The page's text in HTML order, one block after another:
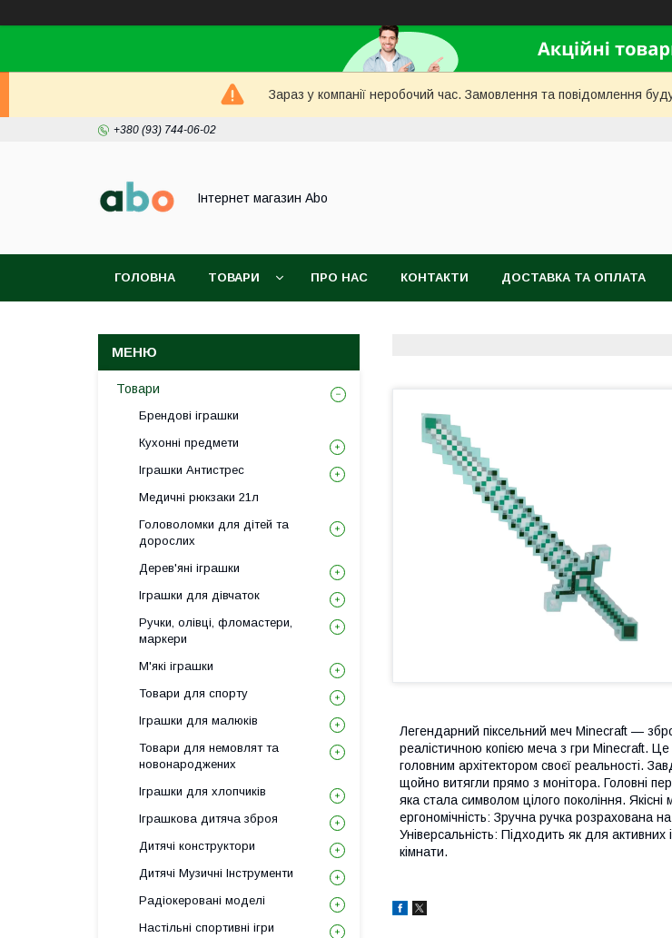
Зараз у компанії неробочий час. Замовлення та повідомлення
+380 (93) 744-06-02
Інтернет магазин Abo
ГОЛОВНА ТОВАРИ ПРО НАС КОНТАКТИ ДОСТАВКА ТА ОПЛАТА
Легендарний піксельний меч Minecraft —
реалістичною копією меча з гри Minecraft.
головним архітектором своєї реальності.
щойно витягли прямо з монітора. Головні
яка стала символом цілого покоління.
ергономічність: Зручна ручка
Універсальність: Підходить як для
кімнати.
Товари
Брендові іграшки
Кухонні предмети
Іграшки Антистрес
Медичні рюкзаки 21л
Головоломки для дітей та
дорослих
Дерев'яні іграшки
Іграшки для дівчаток
Ручки, олівці, фломастери,
маркери
М'які іграшки
Товари для спорту
Іграшки для малюків
Товари для немовлят та
новонароджених
Іграшки для хлопчиків
Іграшкова дитяча зброя
Дитячі конструктори
Дитячі Музичні Інструменти
Радіокеровані моделі
Настільні спортивні ігри